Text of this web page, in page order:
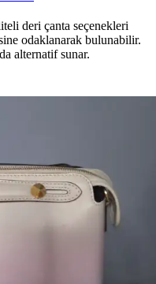
deri çanta seçenekleri
odaklanarak bulunabilir.
alternatif sunar.